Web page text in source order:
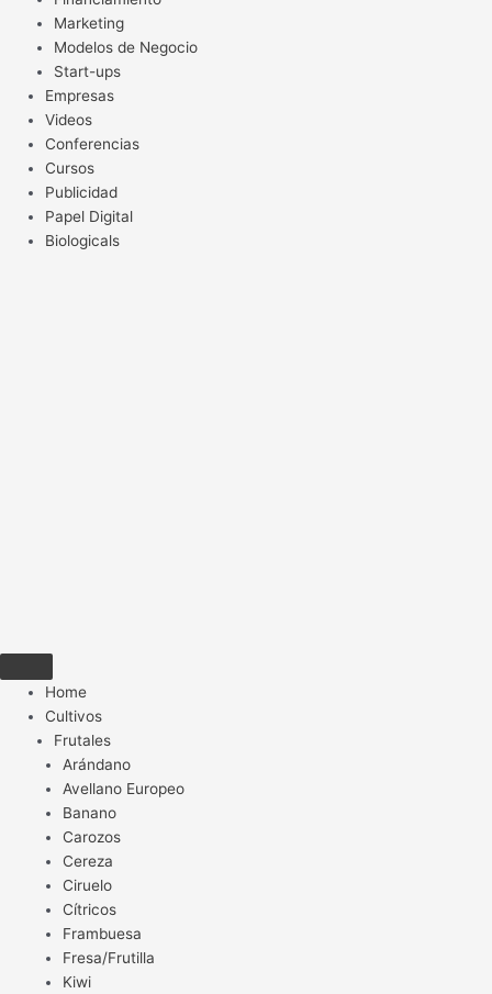
Marketing
Modelos de Negocio
Start-ups
Empresas
Videos
Conferencias
Cursos
Publicidad
Papel Digital
Biologicals
Home
Cultivos
Frutales
Arándano
Avellano Europeo
Banano
Carozos
Cereza
Ciruelo
Cítricos
Frambuesa
Fresa/Frutilla
Kiwi